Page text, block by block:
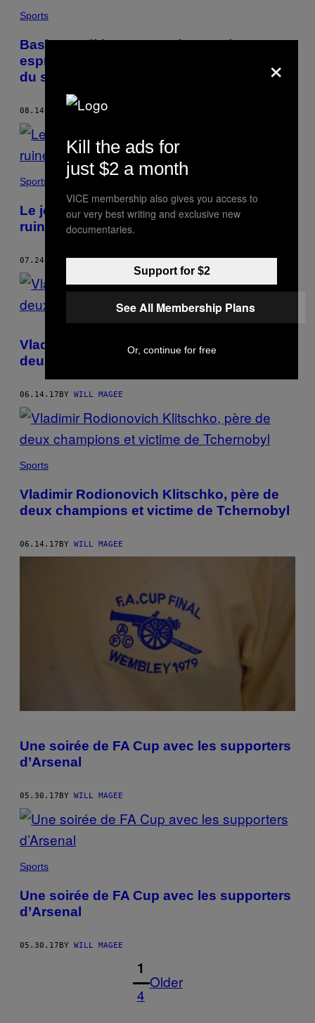
Sports
Baskets Adidas, sweats à capuche et
esprit de bande : les recettes du succès
du style casual
08.14.17 WILL MAGEE
Sports
Le jour où le “boucher de Bilbao” a failli
ruiner la carrière de Maradona
07.24.17 BYWILL MAGEE
Vladimir Rodionovich Klitschko, père de
deux champions et victime de Tchernobyl
06.14.17BY WILL MAGEE
Sports
Vladimir Rodionovich Klitschko, père de
deux champions et victime de Tchernobyl
06.14.17BY WILL MAGEE
Une soirée de FA Cup avec les supporters
d’Arsenal
05.30.17 BY WILL MAGEE
Sports
Une soirée de FA Cup avec les supporters
d’Arsenal
05.30.17 BY WILL MAGEE
1
4
Older
×
Kill the ads for
just $2 a month
VICE membership also gives you access to
our very best writing and exclusive new
documentaries.
Support for $2
See All Membership Plans
Or, continue for free